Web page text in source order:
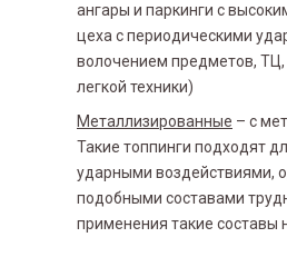
ангары и паркинги с
цеха с периодическими
волочением предметов,
легкой техники)
Металлизированные – с
Такие топпинги подходят
ударными воздействиями,
подобными составами
применения такие составы